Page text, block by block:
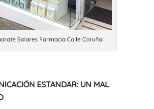
Solares Farmacia Calle Coruña
ESTANDAR: UN MAL